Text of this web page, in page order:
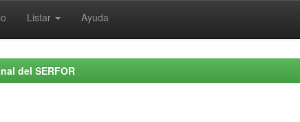
Listar Ayuda
del SERFOR